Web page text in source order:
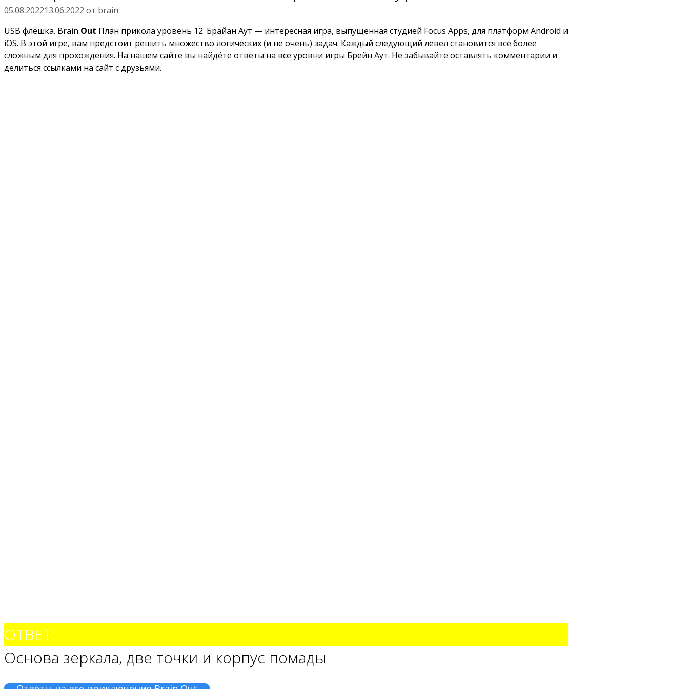
05.08.202213.06.2022 от brain
USB флешка. Brain Out План прикола уровень 12. Брайан Аут — интересная игра, выпущенная студией Focus Apps, для платформ Android и
iOS. В этой игре, вам предстоит решить множество логических (и не очень) задач. Каждый следующий левел становится всё более
сложным для прохождения. На нашем сайте вы найдёте ответы на все уровни игры Брейн Аут. Не забывайте оставлять комментарии и
делиться ссылками на сайт с друзьями.
ОТВЕТ:
Основа зеркала, две точки и корпус помады